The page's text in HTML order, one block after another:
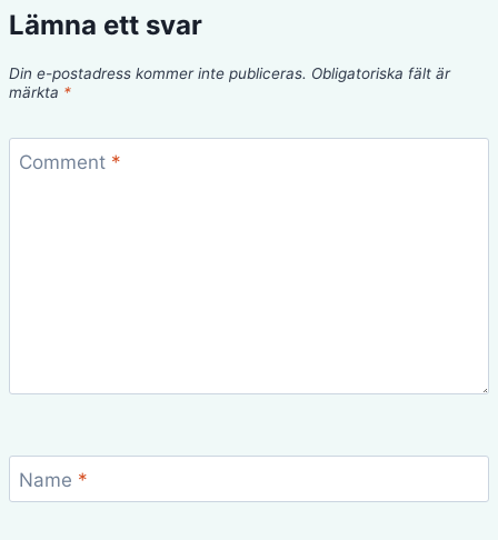
Lämna ett svar
Din e-postadress kommer inte publiceras. Obligatoriska fält är
märkta *
Comment *
Name *